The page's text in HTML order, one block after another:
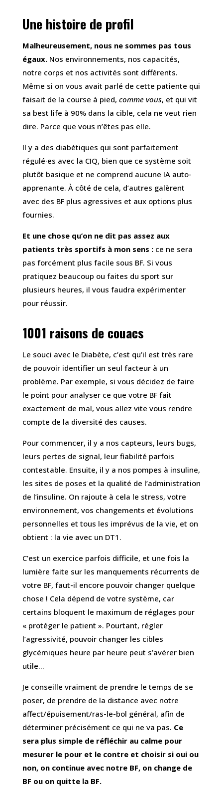
Une histoire de profil
Malheureusement, nous ne sommes pas tous
égaux.Nos environnements, nos capacités,
notre corps et nos activités sont différents.
Même si on vous avait parlé de cette patiente qui
faisait de la course à pied, comme vous, et qui vit
sa best life à 90% dans la cible, cela ne veut rien
dire. Parce que vous n’êtes pas elle.
Il y a des diabétiques qui sont parfaitement
régulé·es avec la CIQ, bien que ce système soit
plutôt basique et ne comprend aucune IA auto-
apprenante. À côté de cela, d’autres galèrent
avec des BF plus agressives et aux options plus
fournies.
Et une chose qu’on ne dit pas assez aux
patients très sportifs à mon sens :ce ne sera
pas forcément plus facile sous BF. Si vous
pratiquez beaucoup ou faites du sport sur
plusieurs heures, il vous faudra expérimenter
pour réussir.
1001 raisons de couacs
Le souci avec le Diabète, c’est qu’il est très rare
de pouvoir identifier un seul facteur à un
problème. Par exemple, si vous décidez de faire
le point pour analyser ce que votre BF fait
exactement de mal, vous allez vite vous rendre
compte de la diversité des causes.
Pour commencer, il y a nos capteurs, leurs bugs,
leurs pertes de signal, leur fiabilité parfois
contestable. Ensuite, il y a nos pompes à insuline,
les sites de poses et la qualité de l’administration
de l’insuline. On rajoute à cela le stress, votre
environnement, vos changements et évolutions
personnelles et tous les imprévus de la vie, et on
obtient : la vie avec un DT1.
C’est un exercice parfois difficile, et une fois la
lumière faite sur les manquements récurrents de
votre BF, faut-il encore pouvoir changer quelque
chose ! Cela dépend de votre système, car
certains bloquent le maximum de réglages pour
« protéger le patient ». Pourtant, régler
l’agressivité, pouvoir changer les cibles
glycémiques heure par heure peut s’avérer bien
utile…
Je conseille vraiment de prendre le temps de se
poser, de prendre de la distance avec notre
affect/épuisement/ras-le-bol général, afin de
déterminer précisément ce qui ne va pas. Ce
sera plus simple de réfléchir au calme pour
mesurer le pour et le contre et choisir si oui ou
non, on continue avec notre BF, on change de
BF ou on quitte la BF.